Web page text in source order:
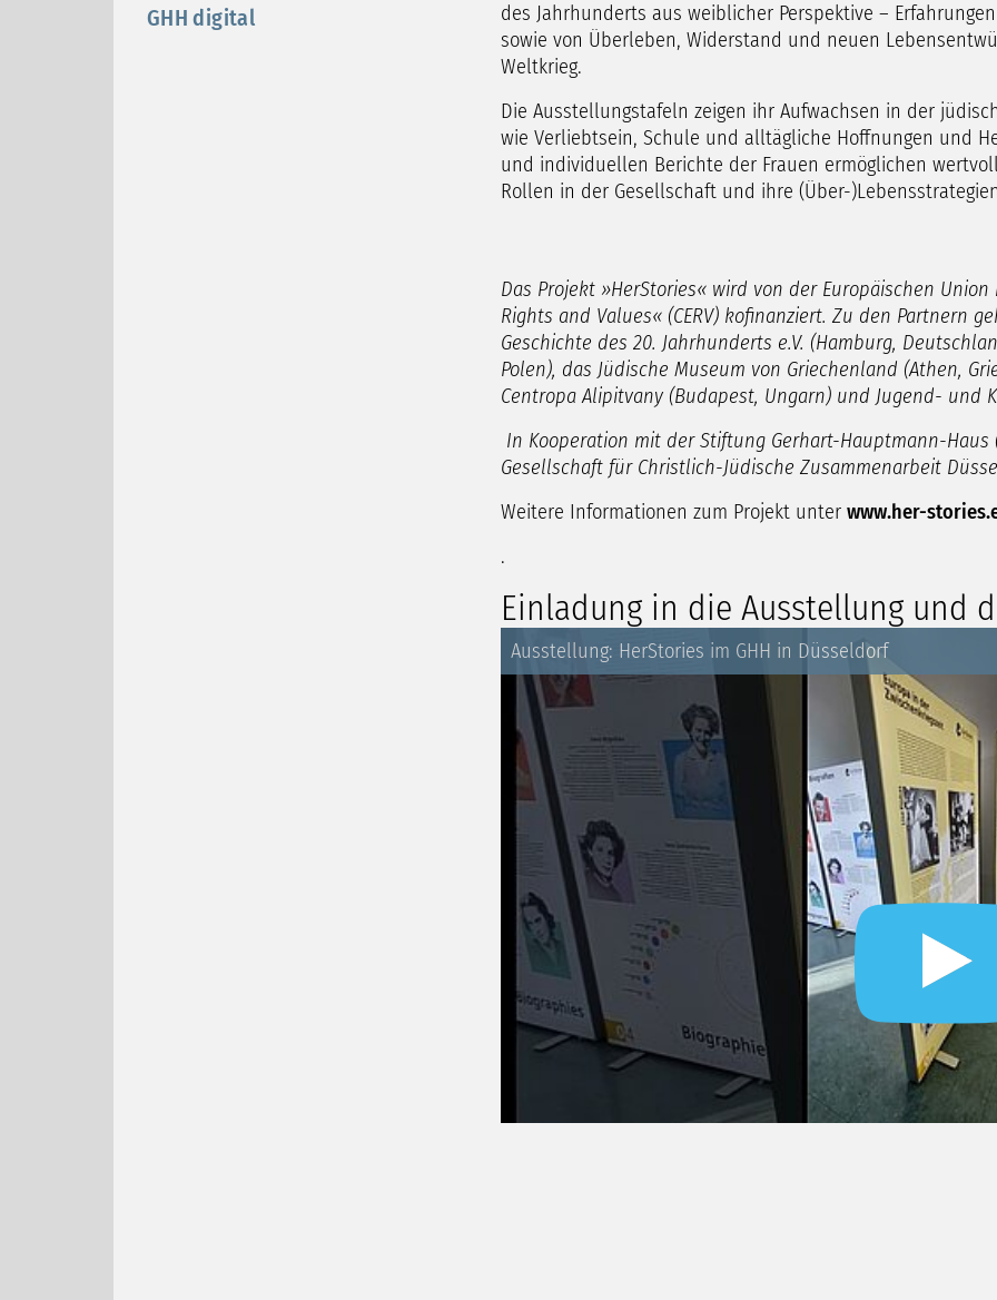
GHH digital
des Jahrhunderts aus weiblicher Perspektive –
sowie von Überleben, Widerstand und neuen
Weltkrieg.
Die Ausstellungstafeln zeigen ihr Aufwachsen in der
wie Verliebtsein, Schule und alltägliche Hoffnungen und
und individuellen Berichte der Frauen ermöglichen
Rollen in der Gesellschaft und ihre (Über-
Das Projekt »HerStories« wird von der Europäischen
Rights and Values« (CERV) kofinanziert. Zu den Partnern
Geschichte des 20. Jahrhunderts e.V. (Hamburg,
Polen), das Jüdische Museum von Griechenland (Athen,
Centropa Alipitvany (Budapest, Ungarn) und Jugend- und
In Kooperation mit der Stiftung Gerhart-Hauptmann-
Gesellschaft für Christlich-Jüdische Zusammenarbeit
Weitere Informationen zum Projekt unter www.her-
.
Einladung in die Ausstellung und
Ausstellung: HerStories im GHH in Düsseldorf